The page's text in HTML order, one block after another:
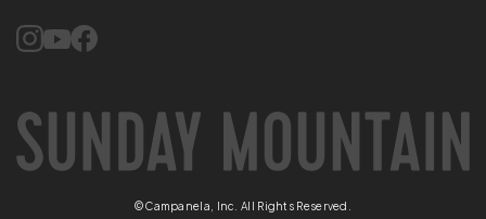
©Campanela, Inc. All Rights Reserved.